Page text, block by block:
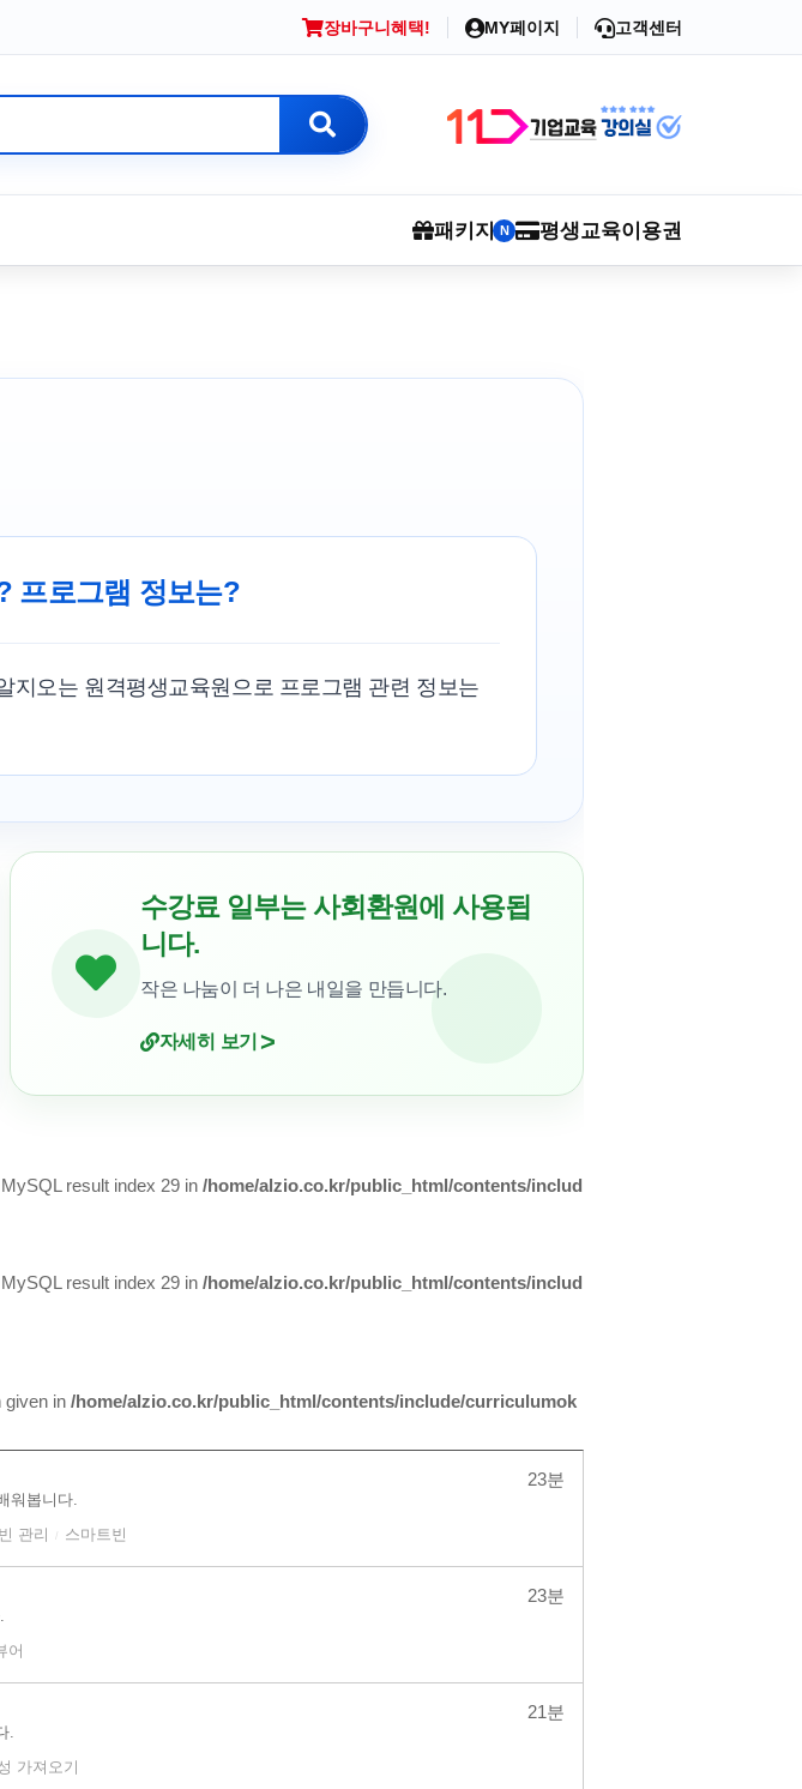
장바구니혜택! MY페이지 고객센터
패키지 N 평생교육이용권
프로그램 정보는?
지오는 원격평생교육원으로 프로그램 관련 정보는
수강료 일부는 사회환원에 사용됩
니다.
작은 나눔이 더 나은 내일을 만듭니다.
자세히 보기 >
result index 29 in /home/alzio.co.kr/public_html/contents/includ
result index 29 in /home/alzio.co.kr/public_html/contents/includ
given in /home/alzio.co.kr/public_html/contents/include/curriculumok
23분
워봅니다.
빈 관리 스마트빈
23분
어
21분
.
가져오기